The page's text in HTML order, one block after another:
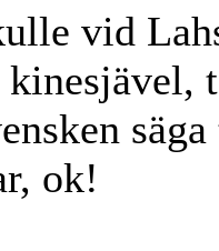
vid
ok!